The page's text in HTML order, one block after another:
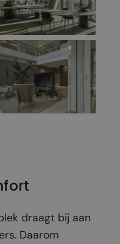
draagt bij aan
Daarom